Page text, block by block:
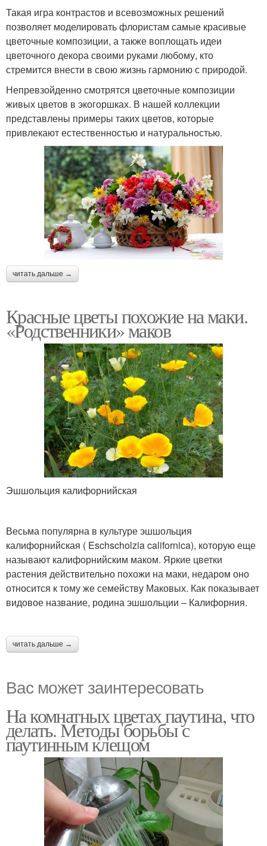
Такая игра контрастов и всевозможных решений
позволяет моделировать флористам самые красивые
цветочные композиции, а также воплощать идеи
цветочного декора своими руками любому, кто
стремится внести в свою жизнь гармонию с природой.
Непревзойденно смотрятся цветочные композиции
живых цветов в экогоршках. В нашей коллекции
представлены примеры таких цветов, которые
привлекают естественностью и натуральностью.
читать дальше →
Красные цветы похожие на маки.
«Родственники» маков
Эшшольция калифорнийская
Весьма популярна в культуре эшшольция
калифорнийская ( Eschscholzia californica), которую еще
называют калифорнийским маком. Яркие цветки
растения действительно похожи на маки, недаром оно
относится к тому же семейству Маковых. Как показывает
видовое название, родина эшшольции – Калифорния.
читать дальше →
Вас может заинтересовать
На комнатных цветах паутина, что
делать. Методы борьбы с
паутинным клещом